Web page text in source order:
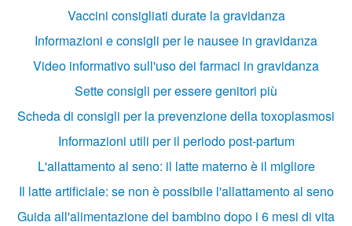
Vaccini consigliati durate la gravidanza
Informazioni e consigli per le nausee in gravidanza
Video informativo sull'uso dei farmaci in gravidanza
Sette consigli per essere genitori più
Scheda di consigli per la prevenzione della toxoplasmosi
Informazioni utili per il periodo post-partum
L'allattamento al seno: il latte materno è il migliore
Il latte artificiale: se non è possibile l'allattamento al seno
Guida all'alimentazione del bambino dopo i 6 mesi di vita